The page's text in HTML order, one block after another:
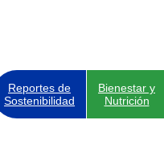
Reportes de
Sostenibilidad
Bienestar y
Nutrición